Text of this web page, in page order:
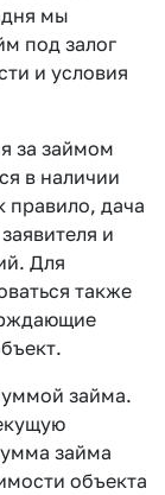
мы
под залог
и условия
за займом
в наличии
правило, дача
и
Для
также
займа.
займа
объекта